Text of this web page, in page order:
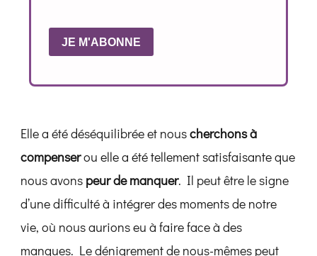
JE M'ABONNE
Elle a été déséquilibrée et nouscherchons à
compenserou elle a été tellement satisfaisante que
nous avons peur de manquer. Il peut être le signe
d’une difficulté à intégrer des moments de notre
vie, où nous aurions eu à faire face à des
manques. Le dénigrement de nous-mêmes peut